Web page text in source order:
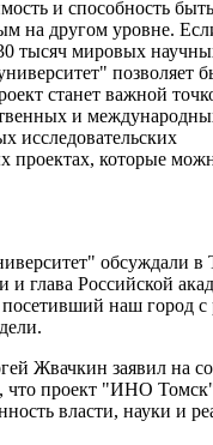
и способность быть
на другом уровне.
тысяч мировых
позволяет
станет важной
и
исследовательских
которые
обсуждали в
и глава Российской
наш город с
Жвачкин заявил на
что проект "ИНО
власти, науки и